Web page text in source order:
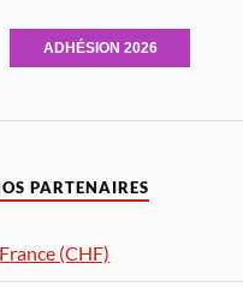
ADHÉSION 2026
PARTENAIRES
(CHF)